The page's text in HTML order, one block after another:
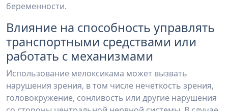
беременности.
Влияние на способность управлять
транспортными средствами или
работать с механизмами
Использование мелоксикама может вызвать
нарушения зрения, в том числе нечеткость зрения,
головокружение, сонливость или другие нарушения